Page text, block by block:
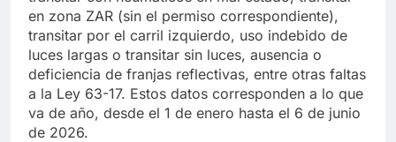
en zona ZAR (sin el permiso correspondiente),
transitar por el carril izquierdo, uso indebido de
luces largas o transitar sin luces, ausencia o
deficiencia de franjas reflectivas, entre otras faltas
a la Ley 63-17. Estos datos corresponden a lo que
va de año, desde el 1 de enero hasta el 6 de junio
de 2026.